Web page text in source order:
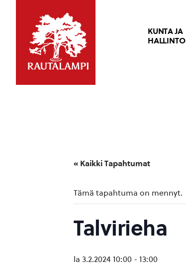
KUNTA JA
HALLINTO
« Kaikki Tapahtumat
Tämä tapahtuma on mennyt.
Talvirieha
la 3.2.2024 10:00 - 13:00